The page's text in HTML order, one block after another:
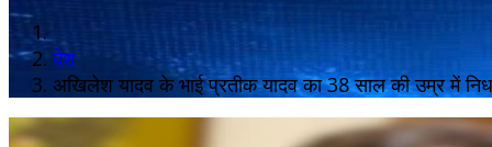
देश
अखिलेश यादव के भाई प्रतीक यादव का 38 साल की उम्र में